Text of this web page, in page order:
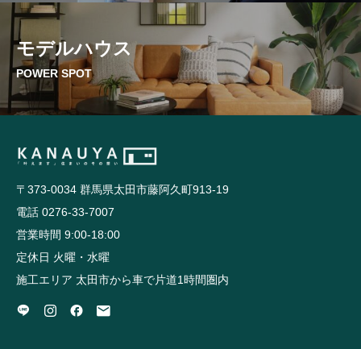
モデルハウス
POWER SPOT
〒373-0034 群馬県太田市藤阿久町913-19
電話 0276-33-7007
営業時間 9:00-18:00
定休日 火曜・水曜
施工エリア 太田市から車で片道1時間圏内